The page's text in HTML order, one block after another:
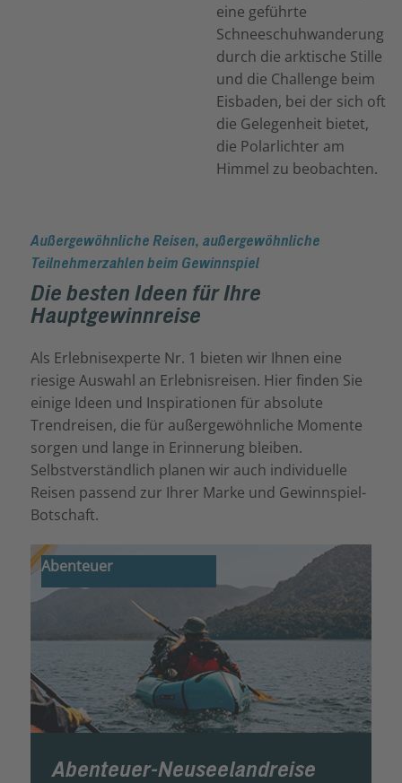
eine geführte
Schneeschuhwanderung
durch die arktische Stille
und die Challenge beim
Eisbaden, bei der sich oft
die Gelegenheit bietet,
die Polarlichter am
Himmel zu beobachten.
Außergewöhnliche Reisen, außergewöhnliche
Teilnehmerzahlen beim Gewinnspiel
Die besten Ideen für Ihre
Hauptgewinnreise
Als Erlebnisexperte Nr. 1 bieten wir Ihnen eine
riesige Auswahl an Erlebnisreisen. Hier finden Sie
einige Ideen und Inspirationen für absolute
Trendreisen, die für außergewöhnliche Momente
sorgen und lange in Erinnerung bleiben.
Selbstverständlich planen wir auch individuelle
Reisen passend zur Ihrer Marke und Gewinnspiel-
Botschaft.
Abenteuer
Abenteuer-Neuseelandreise